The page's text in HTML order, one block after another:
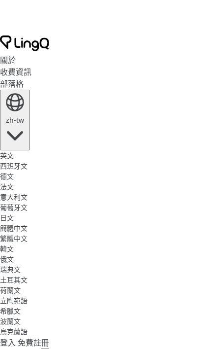
關於
收費資訊
部落格
zh-tw
英文
西班牙文
德文
法文
意大利文
葡萄牙文
日文
簡體中文
繁體中文
韓文
俄文
瑞典文
土耳其文
荷蘭文
立陶宛語
希臘文
波蘭文
烏克蘭語
登入 免費註冊